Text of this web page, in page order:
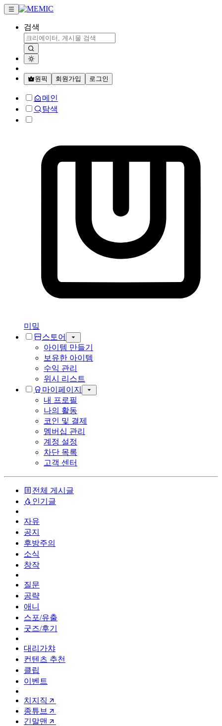
검색
원픽 회원가입 로그인
메인
탐색
미밐
스토어
아이템 만들기
보유한 아이템
수익 관리
위시 리스트
마이페이지
내 프로필
나의 활동
코인 및 결제
멤버십 관리
계정 설정
차단 목록
고객 센터
전체 게시글
인기글
자유
공지
후방주의
소식
창작
질문
공략
애니
스포/유출
굿즈/후기
대리가챠
컨텐츠 추천
클립
이벤트
치지직
종튜브
긴말맨